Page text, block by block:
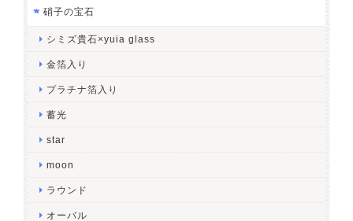
硝子の宝石
シミズ貴石×yuia glass
金箔入り
プラチナ箔入り
蓄光
star
moon
ラウンド
オーバル